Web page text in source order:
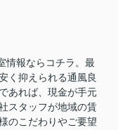
情報ならコチラ。最
く抑えられる通風良
あれば、現金が手元
スタッフが地域の賃
のこだわりやご要望